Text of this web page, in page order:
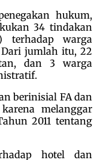
hukum,
34 tindakan
terhadap warga
jumlah itu, 22
dan 3 warga
berinisial FA dan
melanggar
2011 tentang
hotel dan